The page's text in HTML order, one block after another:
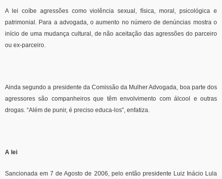
A lei coíbe agressões como violência sexual, física, moral, psicológica e
patrimonial. Para a advogada, o aumento no número de denúncias mostra o
início de uma mudança cultural, de não aceitação das agressões do parceiro
ou ex-parceiro.
Ainda segundo a presidente da Comissão da Mulher Advogada, boa parte dos
agressores são companheiros que têm envolvimento com álcool e outras
drogas. “Além de punir, é preciso educa-los”, enfatiza.
A lei
Sancionada em 7 de Agosto de 2006, pelo então presidente Luiz Inácio Lula